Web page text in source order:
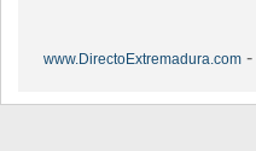
www.DirectoExtremadura.com -